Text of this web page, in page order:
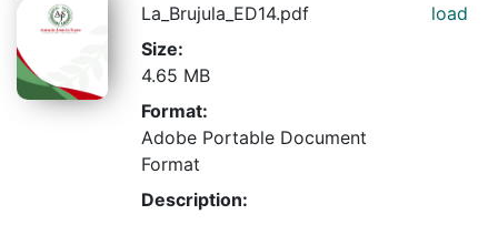
La_Brujula_ED14.pdf
Size:
4.65 MB
Format:
Adobe Portable Document
Format
Description:
load